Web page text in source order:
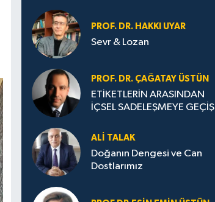
PROF. DR. HAKKI UYAR
Sevr & Lozan
PROF. DR. ÇAĞATAY ÜSTÜN
ETİKETLERİN ARASINDAN
İÇSEL SADELEŞMEYE GEÇİŞ
ALI TALAK
Doğanın Dengesi ve Can
Dostlarımız